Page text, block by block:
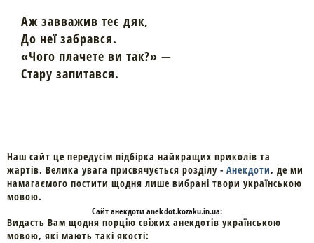
Аж завважив теє дяк,
До неї забрався.
«Чого плачете ви так?» —
Стару запитався.
Наш сайт це передусім підбірка найкращих приколів та
жартів. Велика увага присвячується розділу - Анекдоти, де ми
намагаємого постити щодня лише вибрані твори українською
мовою.
Cайтанекдоти anekdot.kozaku.in.ua:
Видасть Вам щодня порцію свіжих анекдотів українською
мовою, які мають такі якості: